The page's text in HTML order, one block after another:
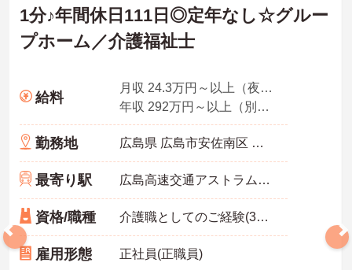
1分♪年間休日111日◎定年なし☆グルー
プホーム／介護福祉士
給料
月収 24.3万円～以上（夜勤5回分・諸手当込み）
年収 292万円～以上（別途賞与付与）
勤務地 広島県 広島市安佐南区 伴東7-59-11
最寄り駅 広島高速交通アストラムライン「大原(広島)駅」徒歩1分
資格/職種 介護職としてのご経験(3年以上)あれ尚可
雇用形態 正社員(正職員)